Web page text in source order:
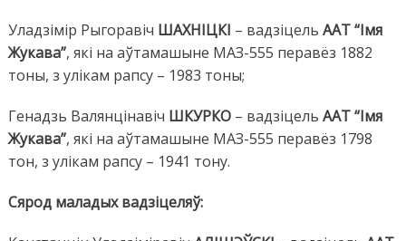
Уладзімір Рыгоравіч ШАХНІЦКІ – вадзіцель ААТ “Імя
Жукава”, які на аўтамашыне МАЗ-555 перавёз 1882
тоны, з улікам рапсу – 1983 тоны;
Генадзь Валянцінавіч ШКУРКО– вадзіцель ААТ “Імя
Жукава”, які на аўтамашыне МАЗ-555 перавёз 1798
тон, з улікам рапсу – 1941 тону.
Сярод маладых вадзіцеляў: